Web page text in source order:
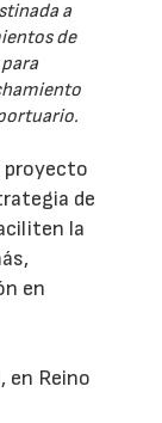
a
de
proyecto
de
la
en
en Reino